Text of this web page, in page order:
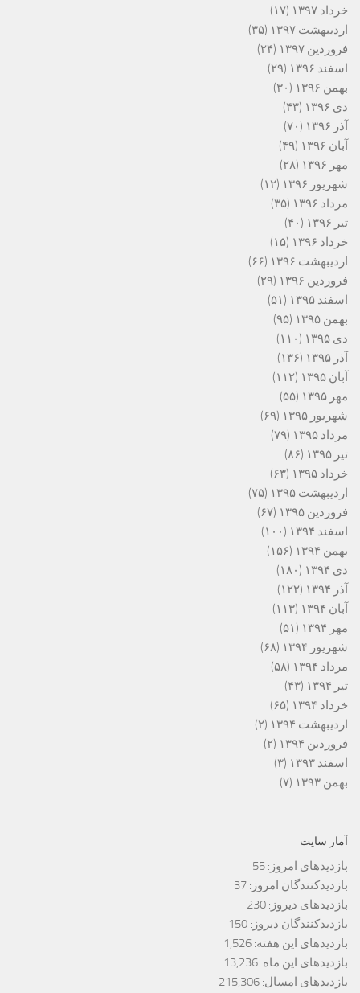
خرداد ۱۳۹۷
(۱۷)
اردیبهشت ۱۳۹۷
(۳۵)
فروردین ۱۳۹۷
(۲۴)
اسفند ۱۳۹۶
(۲۹)
بهمن ۱۳۹۶
(۳۰)
دی ۱۳۹۶
(۴۳)
آذر ۱۳۹۶
(۷۰)
آبان ۱۳۹۶
(۴۹)
مهر ۱۳۹۶
(۲۸)
شهریور ۱۳۹۶
(۱۲)
مرداد ۱۳۹۶
(۳۵)
تیر ۱۳۹۶
(۴۰)
خرداد ۱۳۹۶
(۱۵)
اردیبهشت ۱۳۹۶
(۶۶)
فروردین ۱۳۹۶
(۲۹)
اسفند ۱۳۹۵
(۵۱)
بهمن ۱۳۹۵
(۹۵)
دی ۱۳۹۵
(۱۱۰)
آذر ۱۳۹۵
(۱۳۶)
آبان ۱۳۹۵
(۱۱۲)
مهر ۱۳۹۵
(۵۵)
شهریور ۱۳۹۵
(۶۹)
مرداد ۱۳۹۵
(۷۹)
تیر ۱۳۹۵
(۸۶)
خرداد ۱۳۹۵
(۶۳)
اردیبهشت ۱۳۹۵
(۷۵)
فروردین ۱۳۹۵
(۶۷)
اسفند ۱۳۹۴
(۱۰۰)
بهمن ۱۳۹۴
(۱۵۶)
دی ۱۳۹۴
(۱۸۰)
آذر ۱۳۹۴
(۱۲۲)
آبان ۱۳۹۴
(۱۱۳)
مهر ۱۳۹۴
(۵۱)
شهریور ۱۳۹۴
(۶۸)
مرداد ۱۳۹۴
(۵۸)
تیر ۱۳۹۴
(۴۳)
خرداد ۱۳۹۴
(۶۵)
اردیبهشت ۱۳۹۴
(۲)
فروردین ۱۳۹۴
(۲)
اسفند ۱۳۹۳
(۳)
بهمن ۱۳۹۳
(۷)
آمار سایت
بازدیدهای امروز: 55
بازدیدکنندگان امروز: 37
بازدیدهای دیروز: 230
بازدیدکنندگان دیروز: 150
بازدیدهای این هفته: 1,526
بازدیدهای این ماه: 13,236
بازدیدهای امسال: 215,306